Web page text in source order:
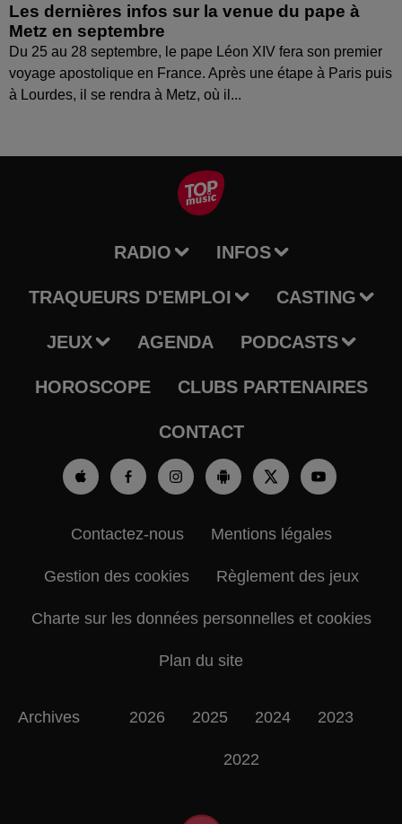
Les dernières infos sur la venue du pape à
Metz en septembre
Du 25 au 28 septembre, le pape Léon XIV fera son premier
voyage apostolique en France. Après une étape à Paris puis
à Lourdes, il se rendra à Metz, où il...
RADIO INFOS
TRAQUEURS D'EMPLOI CASTING
JEUX AGENDA PODCASTS
HOROSCOPE CLUBS PARTENAIRES
CONTACT
Contactez-nous Mentions légales
Gestion des cookies Règlement des jeux
Charte sur les données personnelles et cookies
Plan du site
Archives 2026 2025 2024 2023
2022